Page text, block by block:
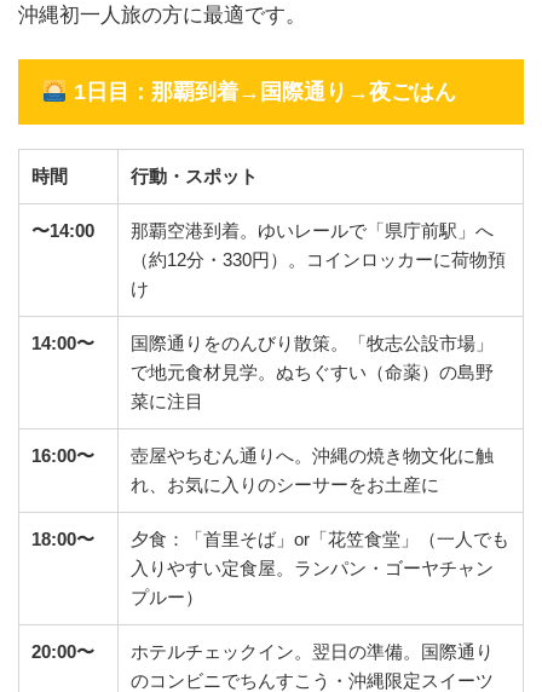
沖縄初一人旅の方に最適です。
1日目：那覇到着→国際通り→夜ごはん
時間 行動・スポット
〜14:00
那覇空港到着。ゆいレールで「県庁前駅」へ
（約12分・330円）。コインロッカーに荷物預
け
14:00〜
国際通りをのんびり散策。「牧志公設市場」
で地元食材見学。ぬちぐすい（命薬）の島野
菜に注目
16:00〜
壺屋やちむん通りへ。沖縄の焼き物文化に触
れ、お気に入りのシーサーをお土産に
18:00〜
夕食：「首里そば」or「花笠食堂」（一人でも
入りやすい定食屋。ランパン・ゴーヤチャン
プルー）
20:00〜
ホテルチェックイン。翌日の準備。国際通り
のコンビニでちんすこう・沖縄限定スイーツ